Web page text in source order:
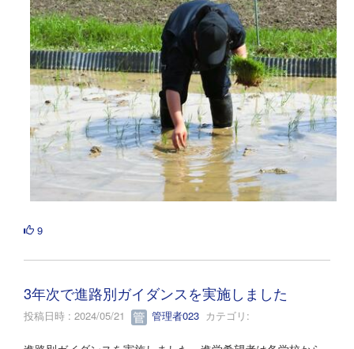
9
3年次で進路別ガイダンスを実施しました
投稿日時 : 2024/05/21 管理者023 カテゴリ: